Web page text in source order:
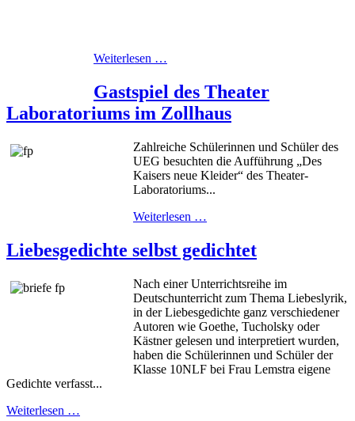
Weiterlesen …
Gastspiel des Theater
Laboratoriums im Zollhaus
Zahlreiche Schülerinnen und Schüler des
UEG besuchten die Aufführung „Des
Kaisers neue Kleider“ des Theater-
Laboratoriums...
Weiterlesen …
Liebesgedichte selbst gedichtet
Nach einer Unterrichtsreihe im
Deutschunterricht zum Thema Liebeslyrik,
in der Liebesgedichte ganz verschiedener
Autoren wie Goethe, Tucholsky oder
Kästner gelesen und interpretiert wurden,
haben die Schülerinnen und Schüler der
Klasse 10NLF bei Frau Lemstra eigene
Gedichte verfasst...
Weiterlesen …